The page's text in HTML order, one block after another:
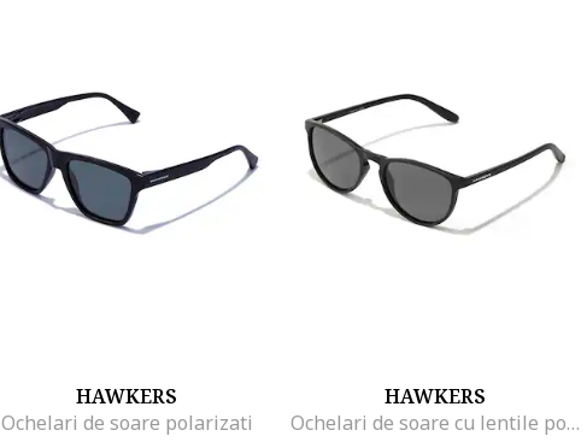
HAWKERS
Ochelari de soare polarizati
HAWKERS
Ochelari de soare cu lentile polarizate, Negru